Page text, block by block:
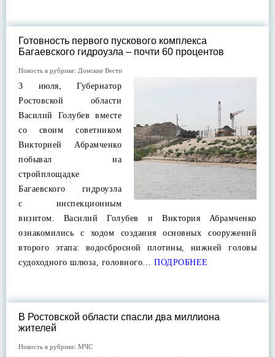
Готовность первого пускового комплекса
Багаевского гидроузла – почти 60 процентов
Новость в рубрике: Донские Вести
3 июля, Губернатор
Ростовской области
Василий Голубев вместе
со своим советником
Викторией Абрамченко
побывал на
стройплощадке
Багаевского гидроузла
с инспекционным
визитом. Василий Голубев и Виктория Абрамченко
ознакомились с ходом создания основных сооружений
второго этапа: водосбросной плотины, нижней головы
судоходного шлюза, головного… ПОДРОБНЕЕ
В Ростовской области спасли два миллиона
жителей
Новость в рубрике: МЧС